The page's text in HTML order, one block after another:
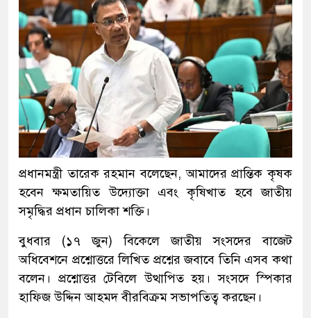
প্রধানমন্ত্রী তারেক রহমান বলেছেন, আমাদের প্রান্তিক কৃষক
হবেন ক্ষমতায়িত উদ্যোক্তা এবং কৃষিখাত হবে জাতীয়
সমৃদ্ধির প্রধান চালিকা শক্তি।
বুধবার (১৭ জুন) বিকেলে জাতীয় সংসদের বাজেট
অধিবেশনে প্রশ্নোত্তরে লিখিত প্রশ্নের জবাবে তিনি এসব কথা
বলেন। প্রশ্নোত্তর টেবিলে উত্থাপিত হয়। সংসদে স্পিকার
হাফিজ উদ্দিন আহমদ বীরবিক্রম সভাপতিত্ব করছেন।